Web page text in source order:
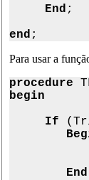
End ;
end ;
Para usar a
procedure
begin
If
End